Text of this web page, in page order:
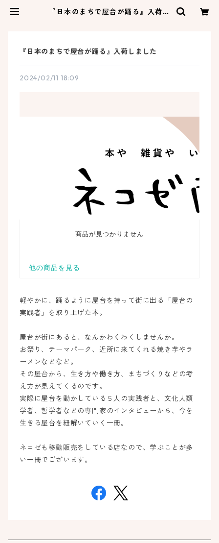
『日本のまちで屋台が踊る』入荷し
『日本のまちで屋台が踊る』入荷しました
2024/02/11 18:09
軽やかに、踊るように屋台を持って街に出る「屋台の
実践者」を取り上げた本。
屋台が街にあると、なんかわくわくしませんか。
お祭り、テーマパーク、近所に来てくれる焼き芋やラ
ーメンなどなど。
その屋台から、生き方や働き方、まちづくりなどの考
え方が見えてくるのです。
実際に屋台を動かしている５人の実践者と、文化人類
学者、哲学者などの専門家のインタビューから、今を
生きる屋台を紐解いていく一冊。
ネコゼも移動販売をしている店なので、学ぶことが多
い一冊でございます。